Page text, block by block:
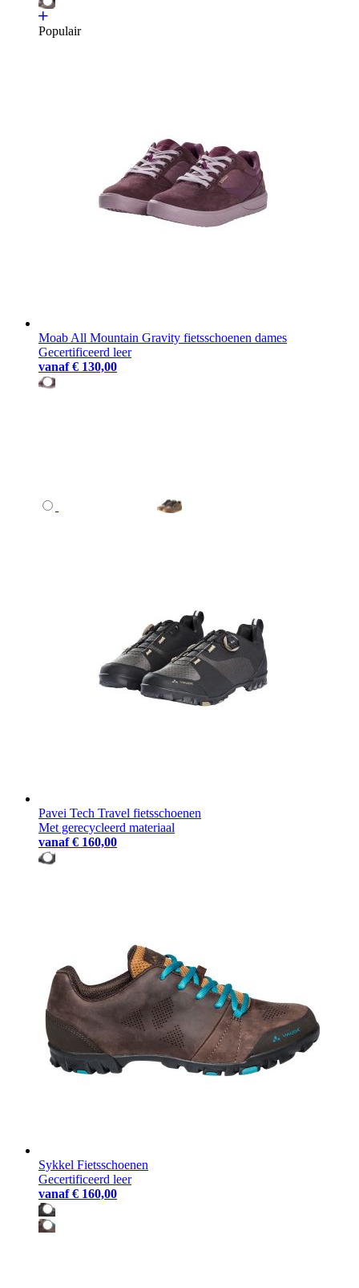
Populair
Moab All Mountain Gravity fietsschoenen dames
Gecertificeerd leer
vanaf € 130,00
Pavei Tech Travel fietsschoenen
Met gerecycleerd materiaal
vanaf € 160,00
Sykkel Fietsschoenen
Gecertificeerd leer
vanaf € 160,00